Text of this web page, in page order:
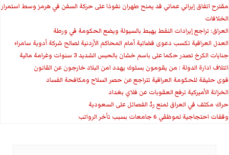
مقترح اتفاق إيراني عماني قد يمنح طهران نفوذا على حركة السفن في هرمز وسط استمرار
الخلافات
العراق: تراجع إيرادات النفط يهبط بالسيولة ويضع الحكومة في ورطة
العدل العراقية تكسب دعوى قضائية أمام المحاكم الأردنية لصالح شركة أدوية سامراء
جنايات الكرخ تصدر حكما على باسم خشان بالحبس الشديد 3 سنوات وغرامة مالية
ائتلاف ادارة الدولة : من يقومون بسلوك يهدد امن البلاد خارجون عن القانون
قوى حليفة للحكومة العراقية تتراجع عن حصر السلاح ومكافحة الفساد
الخزانة الأميركية ترفع العقوبات عن فلاي بغداد
حراك مكثف في العراق لمنع ردّ الفصائل على السعودية
وقفات احتجاجية لموظفي 6 جامعات بسبب تأخر الرواتب